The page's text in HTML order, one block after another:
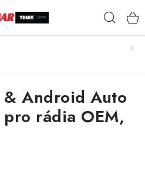
Android Auto
rádia OEM,